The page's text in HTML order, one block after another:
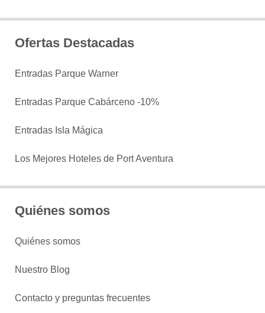
Ofertas Destacadas
Entradas Parque Warner
Entradas Parque Cabárceno -10%
Entradas Isla Mágica
Los Mejores Hoteles de Port Aventura
Quiénes somos
Quiénes somos
Nuestro Blog
Contacto y preguntas frecuentes